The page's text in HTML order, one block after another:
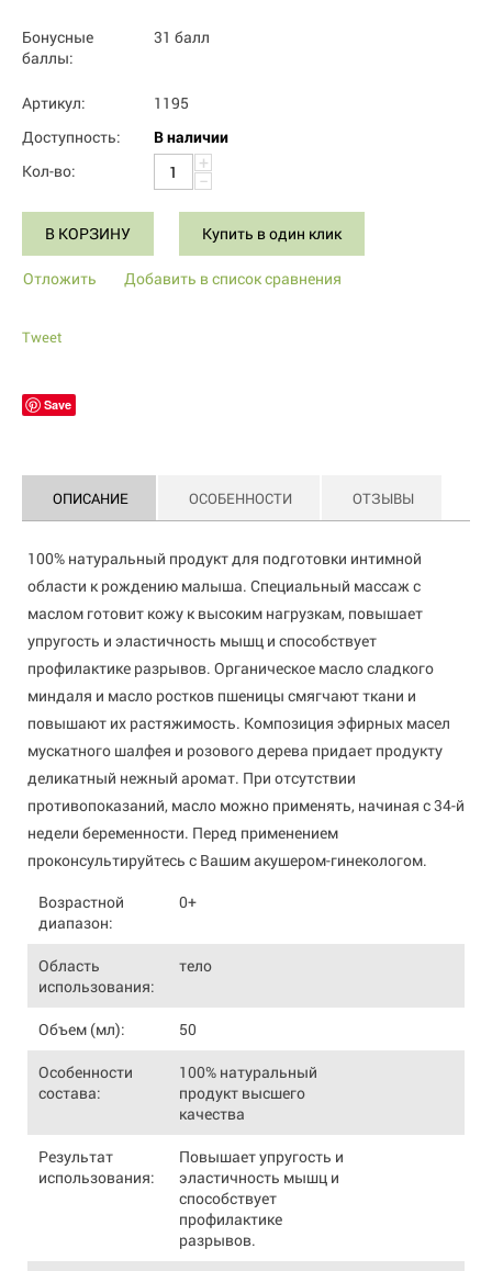
Бонусные
баллы:
31 балл
Артикул:
1195
Доступность:
В наличии
Кол-во:
+
−
В КОРЗИНУ Купить в один клик
Отложить Добавить в список сравнения
Tweet
Save
ОПИСАНИЕ ОСОБЕННОСТИ ОТЗЫВЫ
100% натуральный продукт для подготовки интимной
области к рождению малыша. Специальный массаж с
маслом готовит кожу к высоким нагрузкам, повышает
упругость и эластичность мышц и способствует
профилактике разрывов. Органическое масло сладкого
миндаля и масло ростков пшеницы смягчают ткани и
повышают их растяжимость. Композиция эфирных масел
мускатного шалфея и розового дерева придает продукту
деликатный нежный аромат. При отсутствии
противопоказаний, масло можно применять, начиная с 34-й
недели беременности. Перед применением
проконсультируйтесь с Вашим акушером-гинекологом.
Возрастной
диапазон:
0+
Область
использования:
тело
Объем (мл): 50
Особенности
состава:
100% натуральный
продукт высшего
качества
Результат
использования:
Повышает упругость и
эластичность мышц и
способствует
профилактике
разрывов.